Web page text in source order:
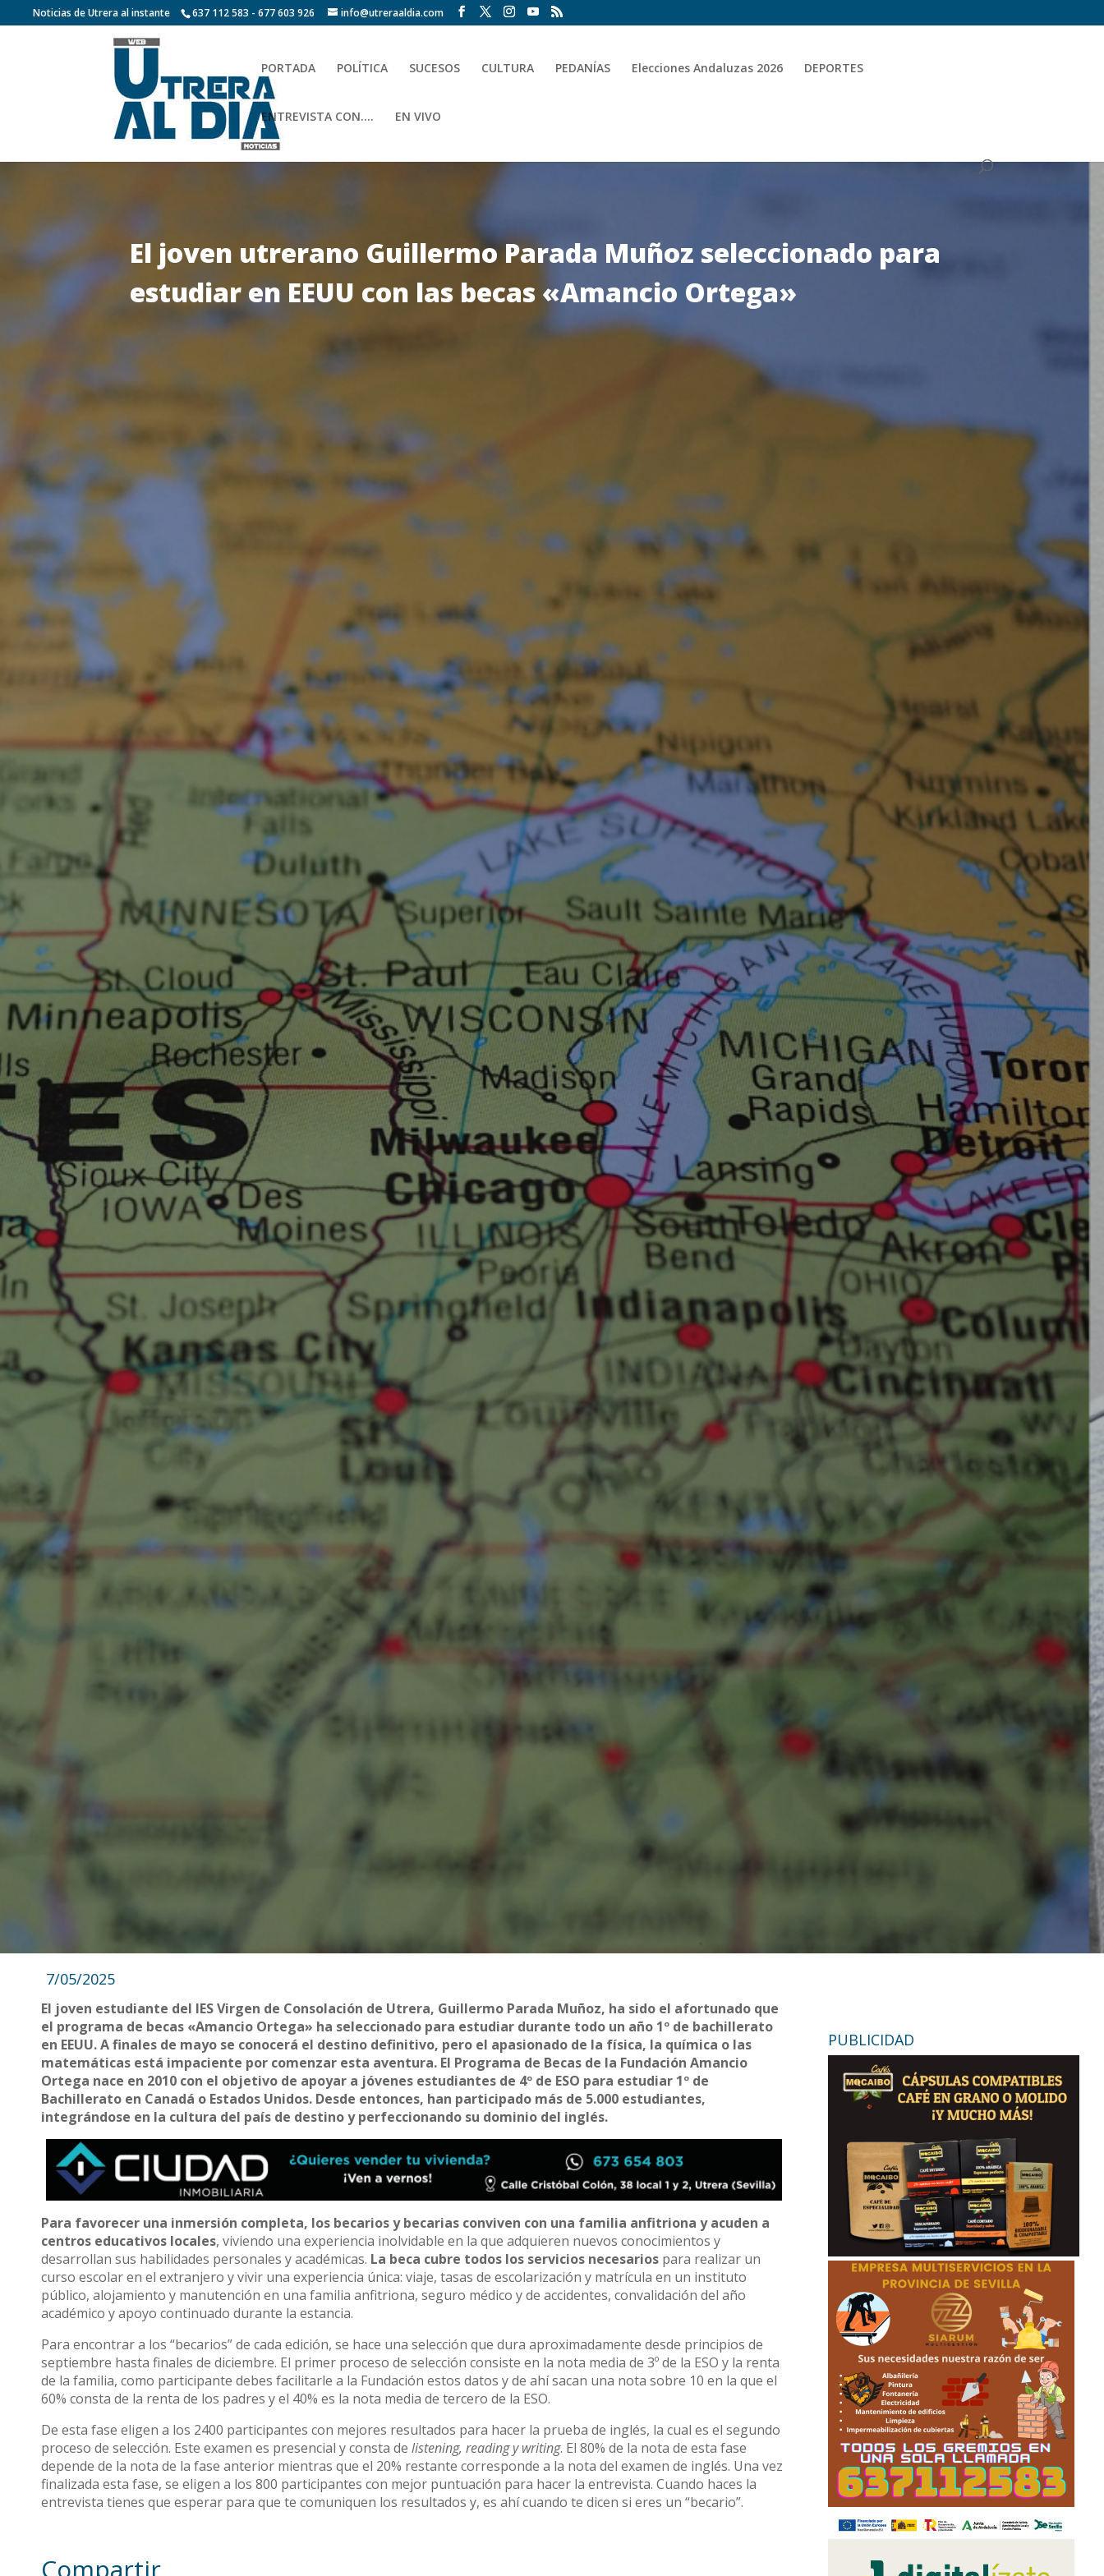
Noticias de Utrera al instante 637 112 583 - 677 603 926 info@utreraaldia.com
PORTADA POLÍTICA SUCESOS CULTURA PEDANÍAS Elecciones Andaluzas 2026 DEPORTES
ENTREVISTA CON…. EN VIVO
El joven utrerano Guillermo Parada Muñoz seleccionado para
estudiar en EEUU con las becas «Amancio Ortega»
7/05/2025
El joven estudiante del IES Virgen de Consolación de Utrera, Guillermo Parada Muñoz, ha sido el afortunado que
el programa de becas «Amancio Ortega» ha seleccionado para estudiar durante todo un año 1º de bachillerato
en EEUU. A finales de mayo se conocerá el destino definitivo, pero el apasionado de la física, la química o las
matemáticas está impaciente por comenzar esta aventura. El Programa de Becas de la Fundación Amancio
Ortega nace en 2010 con el objetivo de apoyar a jóvenes estudiantes de 4º de ESO para estudiar 1º de
Bachillerato en Canadá o Estados Unidos. Desde entonces, han participado más de 5.000 estudiantes,
integrándose en la cultura del país de destino y perfeccionando su dominio del inglés.
Para favorecer una inmersión completa, los becarios y becarias conviven con una familia anfitriona y acuden a
centros educativos locales, viviendo una experiencia inolvidable en la que adquieren nuevos conocimientos y
desarrollan sus habilidades personales y académicas. La beca cubre todos los servicios necesarios para realizar un
curso escolar en el extranjero y vivir una experiencia única: viaje, tasas de escolarización y matrícula en un instituto
público, alojamiento y manutención en una familia anfitriona, seguro médico y de accidentes, convalidación del año
académico y apoyo continuado durante la estancia.
Para encontrar a los “becarios” de cada edición, se hace una selección que dura aproximadamente desde principios de
septiembre hasta finales de diciembre. El primer proceso de selección consiste en la nota media de 3º de la ESO y la renta
de la familia, como participante debes facilitarle a la Fundación estos datos y de ahí sacan una nota sobre 10 en la que el
60% consta de la renta de los padres y el 40% es la nota media de tercero de la ESO.
De esta fase eligen a los 2400 participantes con mejores resultados para hacer la prueba de inglés, la cual es el segundo
proceso de selección. Este examen es presencial y consta delistening, reading y writing. El 80% de la nota de esta fase
depende de la nota de la fase anterior mientras que el 20% restante corresponde a la nota del examen de inglés. Una vez
finalizada esta fase, se eligen a los 800 participantes con mejor puntuación para hacer la entrevista. Cuando haces la
entrevista tienes que esperar para que te comuniquen los resultados y, es ahí cuando te dicen si eres un “becario”.
Compartir
PUBLICIDAD